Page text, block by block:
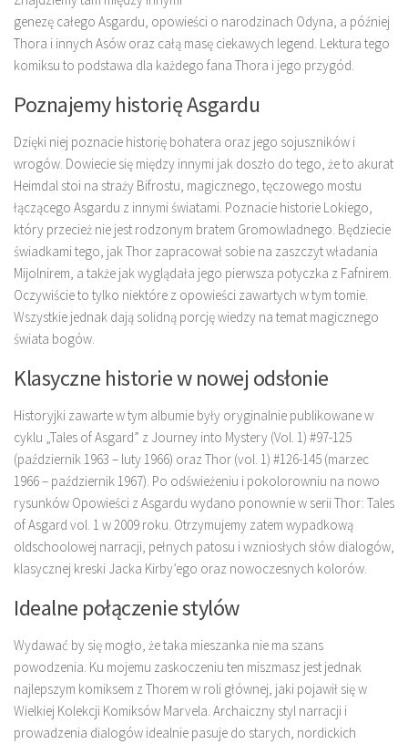
genezę całego Asgardu, opowieści o narodzinach Odyna, a później
Thora i innych Asów oraz całą masę ciekawych legend. Lektura tego
komiksu to podstawa dla każdego fana Thora i jego przygód.
Poznajemy historię Asgardu
Dzięki niej poznacie historię bohatera oraz jego sojuszników i
wrogów. Dowiecie się między innymi jak doszło do tego, że to akurat
Heimdal stoi na straży Bifrostu, magicznego, tęczowego mostu
łączącego Asgardu z innymi światami. Poznacie historie Lokiego,
który przecież nie jest rodzonym bratem Gromowladnego. Będziecie
świadkami tego, jak Thor zapracował sobie na zaszczyt władania
Mijolnirem, a także jak wyglądała jego pierwsza potyczka z Fafnirem.
Oczywiście to tylko niektóre z opowieści zawartych w tym tomie.
Wszystkie jednak dają solidną porcję wiedzy na temat magicznego
świata bogów.
Klasyczne historie w nowej odsłonie
Historyjki zawarte w tym albumie były oryginalnie publikowane w
cyklu „Tales of Asgard” z Journey into Mystery (Vol. 1) #97-125
(październik 1963 – luty 1966) oraz Thor (vol. 1) #126-145 (marzec
1966 – październik 1967). Po odświeżeniu i pokolorowniu na nowo
rysunków Opowieści z Asgardu wydano ponownie w serii Thor: Tales
of Asgard vol. 1 w 2009 roku. Otrzymujemy zatem wypadkową
oldschoolowej narracji, pełnych patosu i wzniosłych słów dialogów,
klasycznej kreski Jacka Kirby’ego oraz nowoczesnych kolorów.
Idealne połączenie stylów
Wydawać by się mogło, że taka mieszanka nie ma szans
powodzenia. Ku mojemu zaskoczeniu ten miszmasz jest jednak
najlepszym komiksem z Thorem w roli głównej, jaki pojawił się w
Wielkiej Kolekcji Komiksów Marvela. Archaiczny styl narracji i
prowadzenia dialogów idealnie pasuje do starych, nordickich